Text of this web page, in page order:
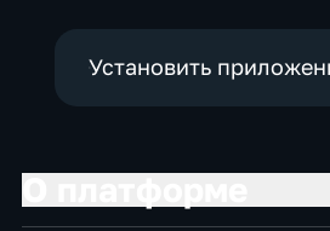
Установить